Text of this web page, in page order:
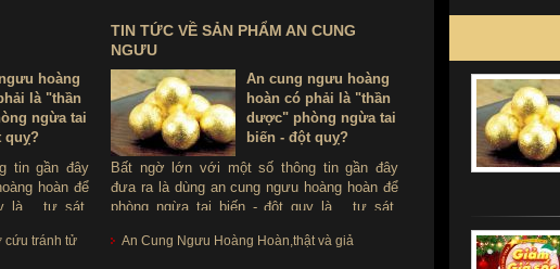
hoàng
là "thần
ngừa tai
quỵ?
tin gần đây
hoàn để
là ...tự sát.
cứu tránh tử
TIN TỨC VỀ SẢN PHẨM AN CUNG
NGƯU
An cung ngưu hoàng
hoàn có phải là "thần
dược" phòng ngừa tai
biến - đột quỵ?
Bất ngờ lớn với một số thông tin gần đây
đưa ra là dùng an cung ngưu hoàng hoàn để
phòng ngừa tai biến - đột quỵ là ...tự sát.
để phòng tai biến - đột quỵ không?
An Cung Ngưu Hoàng Hoàn,thật và giả